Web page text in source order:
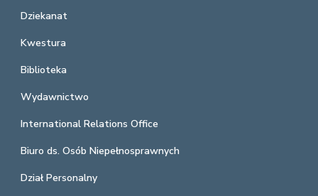
Dziekanat
Kwestura
Biblioteka
Wydawnictwo
International Relations Office
Biuro ds. Osób Niepełnosprawnych
Dział Personalny